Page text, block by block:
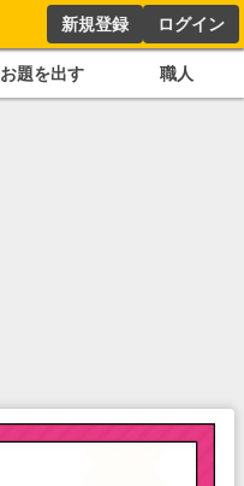
新規登録 ログイン
お題を出す 職人